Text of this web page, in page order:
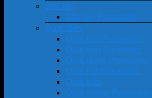
Sấy tay
Sấy tay Panasonic
Quạt điện
Quạt bàn Panasonic
Quạt đảo Panasonic
Quạt đứng Panasonic
Quạt hút Panasonic
Quạt trần
Quạt tường Panasonic